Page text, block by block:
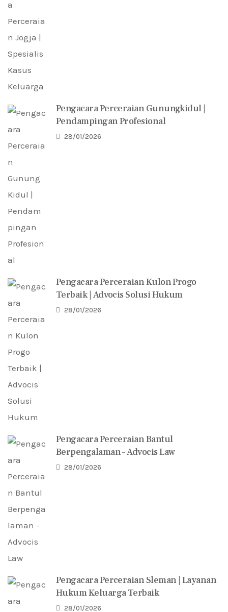
Pengacara Perceraian Gunungkidul |
Pendampingan Profesional
28/01/2026
Pengacara Perceraian Kulon Progo
Terbaik | Advocis Solusi Hukum
28/01/2026
Pengacara Perceraian Bantul
Berpengalaman – Advocis Law
28/01/2026
Pengacara Perceraian Sleman | Layanan
Hukum Keluarga Terbaik
28/01/2026